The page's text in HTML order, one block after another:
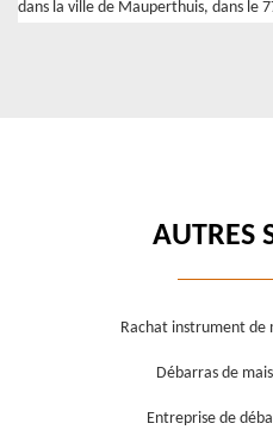
dans la ville de Mauperthuis, dans le
AUTRES
Rachat instrument de
Débarras de
Entreprise de